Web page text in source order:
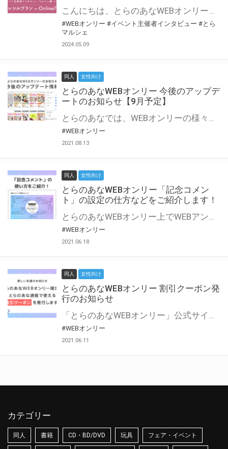
こんにちは、とらのあなWEBオンリー運営スタッフです。 新たにお届けする、イベント主催者インタビュー-マルシェ編-は、 とらのあなWEBオンリー「マルシェ」をご利用した主催様に 「マルシェ」を使って開催した感想や心がけをお聞きする企画です。 今回は、WEBオンリー開催7回目迎えた「マレシルプラン – Online7 –」より、 主催の玉川うた様にお話を伺いました。 ▼マレシルプランのインタビュー前回記事 「イベント主催者インタビュー vol.6」はこちら 協力：玉川うた様（マレシルプラン実行委員会 代表）／イベント公式Twitter（@mallesil_plan） とらのあなWEBオンリー「マルシェ」とは？ WEBオンリーでリアルタイムでコミュニケーションがとれるオンライン会場です。
#WEBオンリー #イベント主催者インタビュー #とら
マルシェ
2024.05.09
同人 女性向け
とらのあなWEBオンリー 今後のアップデ
ートのお知らせ【9月予定】
とらのあなでは、WEBオンリーの様々な支援を実施しています。 今回は2021年9月に実装を予定しているアップデート情報についてご紹介いたします。 とらのあなWEBオンリーサイトはこちら
#WEBオンリー
2021.08.13
同人 女性向け
とらのあなWEBオンリー「記念コメン
ト」の設定の仕方などをご紹介します！
とらのあなWEBオンリー上でWEBアンソロジーが作成できる「記念コメント」について、その使い方や作成手順を解説します！ 支援タイプを「サークル参加型」「サークル参加型・マルシェ(イベント会場)機能付き」でお申し込みいただいている主催者様はぜひご活用ください♪ とらのあなWEBオンリーサイトはこちら
#WEBオンリー
2021.06.18
同人 女性向け
とらのあなWEBオンリー 割引クーポン発
行のお知らせ
「とらのあなWEBオンリー」公式サイトでとらのあな通販の「割引クーポン」を配布中！ イベントごとに開催当日限定で使える割引クーポンのシリアルコードを発行します。 とらのあなWEBオンリーのページをチェックして、イベント当日にお得にお買い物を楽しみましょう♪ ※本キャンペーンは予告なく終了する場合がございます。 とらのあなWEBオンリーサイトはこちら
#WEBオンリー
2021.06.11
カテゴリー
同人 書籍 CD・BD/DVD 玩具 フェア・イベント